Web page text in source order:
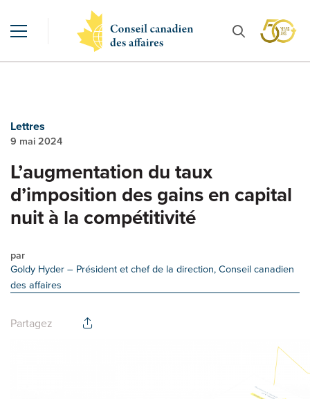
Lettres
9 mai 2024
L’augmentation du taux
d’imposition des gains en capital
nuit à la compétitivité
par
Goldy Hyder– Président et chef de la direction, Conseil canadien
des affaires
Partagez